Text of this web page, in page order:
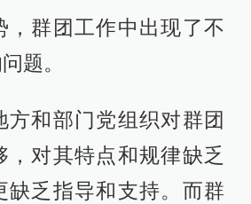
，群团工作中出现了不
题。
方和部门党组织对群团
，对其特点和规律缺乏
缺乏指导和支持。而群